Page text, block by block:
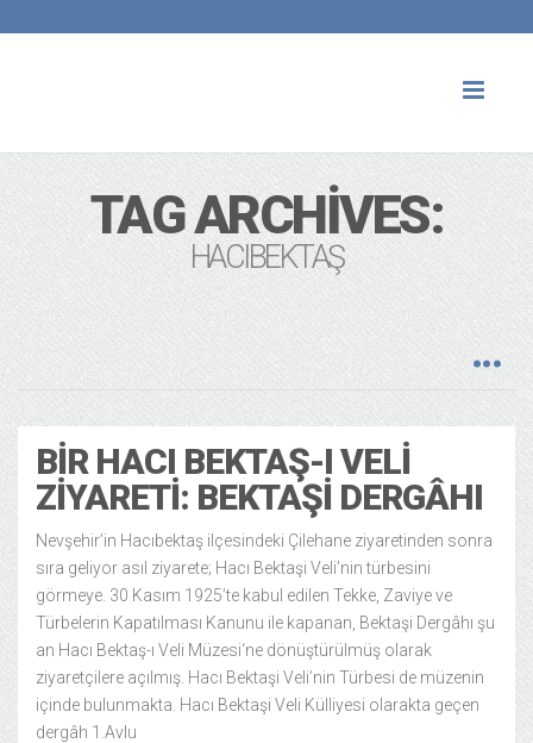
TAG ARCHIVES:
HACIBEKTAŞ
BIR HACI BEKTAŞ-I VELI
ZIYARETI: BEKTAŞI DERGÂHI
Nevşehir’in Hacıbektaş ilçesindeki Çilehane ziyaretinden sonra
sıra geliyor asıl ziyarete; Hacı Bektaşi Veli’nin türbesini
görmeye. 30 Kasım 1925’te kabul edilen Tekke, Zaviye ve
Türbelerin Kapatılması Kanunu ile kapanan, Bektaşi Dergâhı şu
an Hacı Bektaş-ı Veli Müzesi‘ne dönüştürülmüş olarak
ziyaretçilere açılmış. Hacı Bektaşi Veli’nin Türbesi de müzenin
içinde bulunmakta. Hacı Bektaşi Veli Külliyesi olarakta geçen
dergâh 1.Avlu